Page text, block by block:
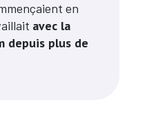
en
avec la
depuis plus de